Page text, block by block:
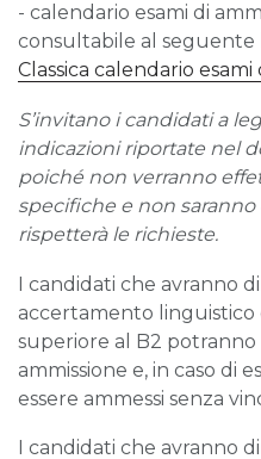
- calendario esami di
consultabile al seguente
Classica calendario
S’invitano i candidati a
indicazioni riportate nel
poiché non verranno
specifiche e non
rispetterà le richieste.
I candidati che avranno
accertamento linguistico
superiore al B2 potranno
ammissione e, in caso di
essere ammessi senza
I candidati che avranno